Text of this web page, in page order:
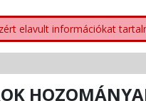
elavult információkat